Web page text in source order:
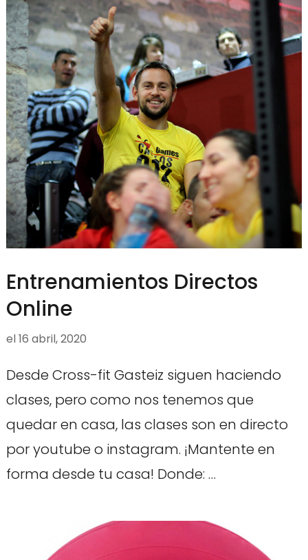
Entrenamientos Directos
Online
el16 abril, 2020
Desde Cross-fit Gasteiz siguen haciendo
clases, pero como nos tenemos que
quedar en casa, las clases son en directo
por youtube o instagram. ¡Mantente en
forma desde tu casa! Donde: …